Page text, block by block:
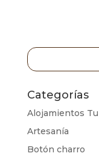
Categorías
Alojamientos
Artesanía
Botón charro